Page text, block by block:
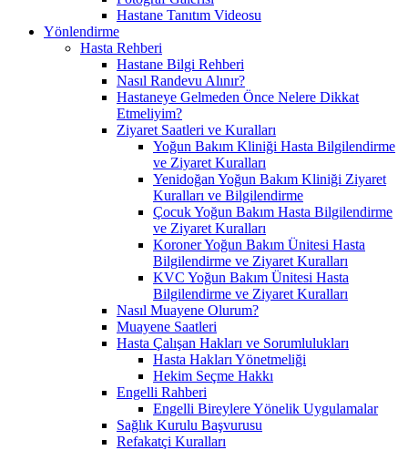
Hastane Tanıtım Videosu
Yönlendirme
Hasta Rehberi
Hastane Bilgi Rehberi
Nasıl Randevu Alınır?
Hastaneye Gelmeden Önce Nelere Dikkat
Etmeliyim?
Ziyaret Saatleri ve Kuralları
Yoğun Bakım Kliniği Hasta Bilgilendirme
ve Ziyaret Kuralları
Yenidoğan Yoğun Bakım Kliniği Ziyaret
Kuralları ve Bilgilendirme
Çocuk Yoğun Bakım Hasta Bilgilendirme
ve Ziyaret Kuralları
Koroner Yoğun Bakım Ünitesi Hasta
Bilgilendirme ve Ziyaret Kuralları
KVC Yoğun Bakım Ünitesi Hasta
Bilgilendirme ve Ziyaret Kuralları
Nasıl Muayene Olurum?
Muayene Saatleri
Hasta Çalışan Hakları ve Sorumlulukları
Hasta Hakları Yönetmeliği
Hekim Seçme Hakkı
Engelli Rahberi
Engelli Bireylere Yönelik Uygulamalar
Sağlık Kurulu Başvurusu
Refakatçi Kuralları